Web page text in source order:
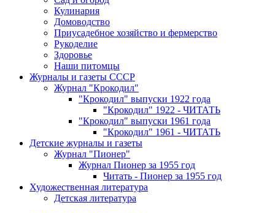
Кулинария
Домоводство
Приусадебное хозяйство и фермерство
Рукоделие
Здоровье
Наши питомцы
Журналы и газеты СССР
Журнал "Крокодил"
"Крокодил" выпуски 1922 года
"Крокодил" 1922 - ЧИТАТЬ
"Крокодил" выпуски 1961 года
"Крокодил" 1961 - ЧИТАТЬ
Детские журналы и газеты
Журнал "Пионер"
Журнал Пионер за 1955 год
Читать - Пионер за 1955 год
Художественная литература
Детская литература